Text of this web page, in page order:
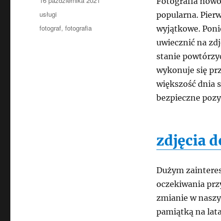
popularna.
wyjątkowe.
uwiecznić na
stanie
wykonuje się
większość dnia
bezpieczne
zdjęcia
Dużym
oczekiwania
zmianie w
pamiątką na
publikacji
Kategorie
usługi
Tagi
fotograf,fotografia